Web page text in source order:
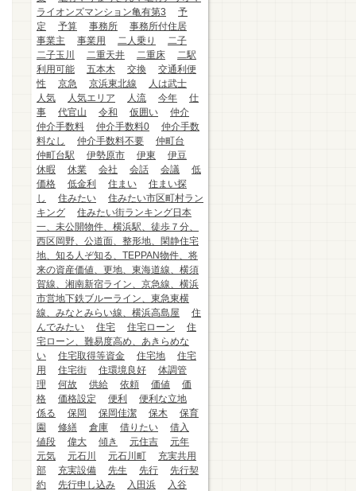
ライオンズマンション亀有第3
予
定
予算 事務所
事務所付住居
事業主
事業用 二人乗り
二子
二子玉川
二重天井 二重床
二駅
利用可能
五本木 交換
交通利便
性
京急 京浜東北線
人は武士
人気
人気エリア 人流 今年
仕
事
代官山 令和 仮囲い
仲介
仲介手数料
仲介手数料0
仲介手数
料なし
仲介手数料不要
仲町台
仲町台駅
伊勢原市 伊東
伊豆
休暇
休業 会社 会話 会議
低
価格
低金利 住まい
住まい探
し
住みたい
住みたい市区町村ラン
キング
住みたい街ランキング日本
一、未公開物件、横浜駅、徒歩７分、
西区岡野、公道面、整形地、閑静住宅
地、知る人ぞ知る、TEPPAN物件、将
来の資産価値、更地、東海道線、横須
賀線、湘南新宿ライン、京急線、横浜
市営地下鉄ブルーライン、東急東横
線、みなとみらい線、横浜高島屋
住
んでみたい
住宅 住宅ローン
住
宅ローン、難易度高め、あきらめな
い
住宅取得等資金 住宅地
住宅
用
住宅街 住環境良好
体調管
理
何故 供給 依頼 価値
価
格
価格設定 便利
便利な立地
係る
保岡 保岡佳潔 保木
保育
園
修繕 倉庫 借りたい
借入
値段
偉大 傾き 元住吉
元年
元気
元石川 元石川町
充実共用
部
充実設備 先生 先行
先行契
約
先行申し込み 入田浜
入谷